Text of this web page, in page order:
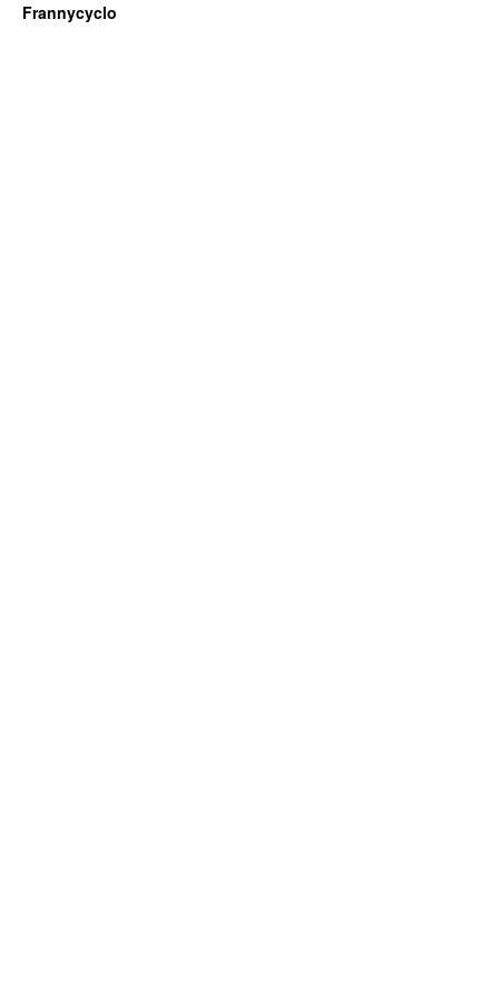
Frannycyclo